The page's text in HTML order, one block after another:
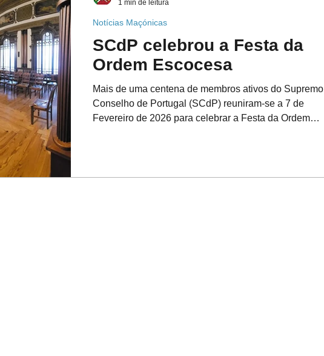
SCdP celebrou a Festa da
Ordem Escocesa
Mais de uma centena de membros ativos do Supremo
Conselho de Portugal (SCdP) reuniram-se a 7 de
Fevereiro de 2026 para celebrar a Festa da Ordem
à Regularidade e à Tradição do REAA.
Notícias Maçónicas
1 min de leitura